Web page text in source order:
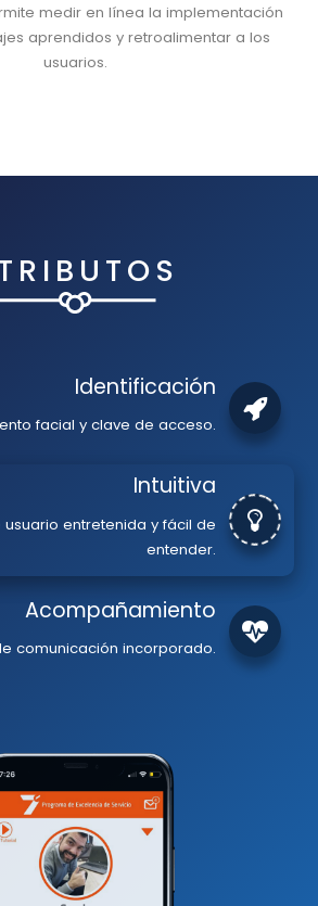
medir en línea la implementación
aprendidos y retroalimentar a los
usuarios.
Identificación
facial y clave de acceso.
Intuitiva
usuario entretenida y fácil de
entender.
Acompañamiento
comunicación incorporado.